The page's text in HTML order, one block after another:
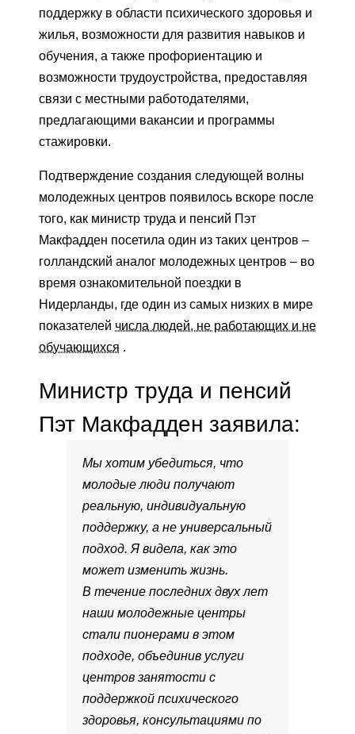
поддержку в области психического здоровья и
жилья, возможности для развития навыков и
обучения, а также профориентацию и
возможности трудоустройства, предоставляя
связи с местными работодателями,
предлагающими вакансии и программы
стажировки.
Подтверждение создания следующей волны
молодежных центров появилось вскоре после
того, как министр труда и пенсий Пэт
Макфадден посетила один из таких центров –
голландский аналог молодежных центров – во
время ознакомительной поездки в
Нидерланды, где один из самых низких в мире
показателей числа людей, не работающих и не
обучающихся .
Министр труда и пенсий
Пэт Макфадден заявила:
Мы хотим убедиться, что
молодые люди получают
реальную, индивидуальную
поддержку, а не универсальный
подход. Я видела, как это
может изменить жизнь.
В течение последних двух лет
наши молодежные центры
стали пионерами в этом
подходе, объединив услуги
центров занятости с
поддержкой психического
здоровья, консультациями по